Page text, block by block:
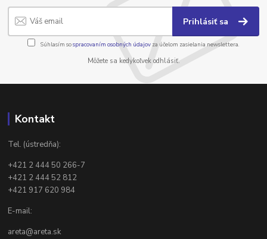
Prihlásiť sa
Súhlasím sospracovaním osobných údajov za účelom zasielania newslettera.
Môžete sa kedykoľvek odhlásiť.
Kontakt
Tel. (ústredňa):
+421 2 444 50 266-7
+421 2 444 52 812
+421 917 620 984
E-mail:
areta@areta.sk